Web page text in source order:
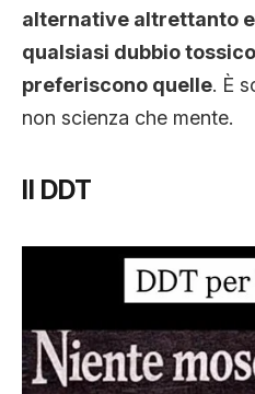
alternative altrettanto
qualsiasi dubbio
preferiscono quelle. È
non scienza che mente.
Il DDT